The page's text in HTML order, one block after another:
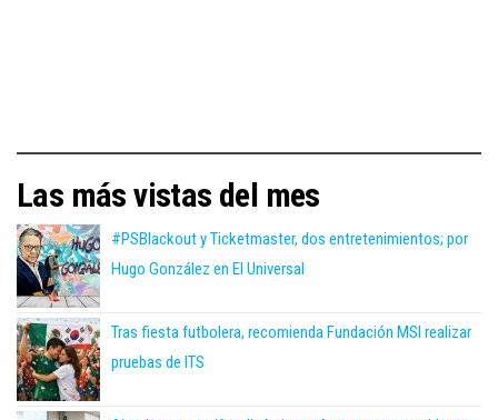
Las más vistas del mes
#PSBlackout y Ticketmaster, dos entretenimientos; por
Hugo González en El Universal
Tras fiesta futbolera, recomienda Fundación MSI realizar
pruebas de ITS